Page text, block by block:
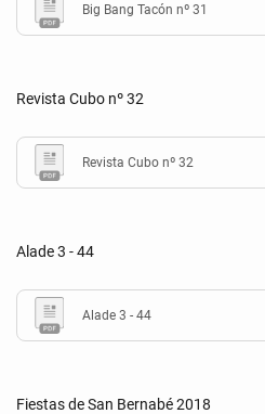
Big Bang Tacón nº 31
Revista Cubo nº 32
Revista Cubo nº 32
Alade 3 - 44
Alade 3 - 44
Fiestas de San Bernabé 2018